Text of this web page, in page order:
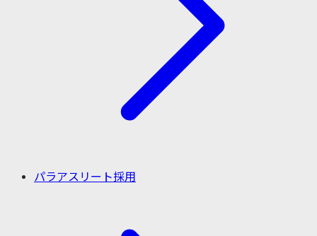
パラアスリート採用